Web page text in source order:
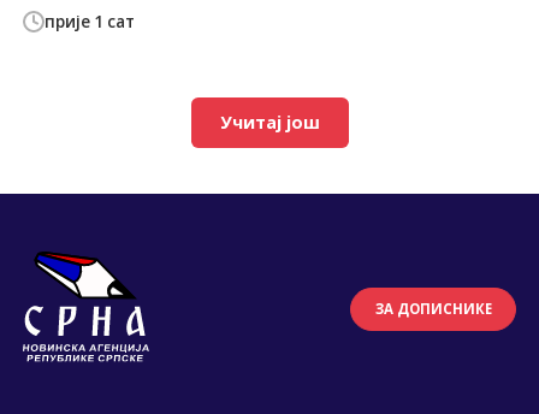
прије 1 сат
Учитај још
ЗА ДОПИСНИКЕ